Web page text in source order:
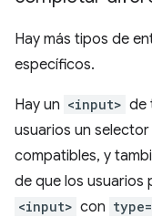
Hay más tipos de
específicos.
Hay un <input> de
usuarios un
compatibles, y
de que los usuarios
<input> con